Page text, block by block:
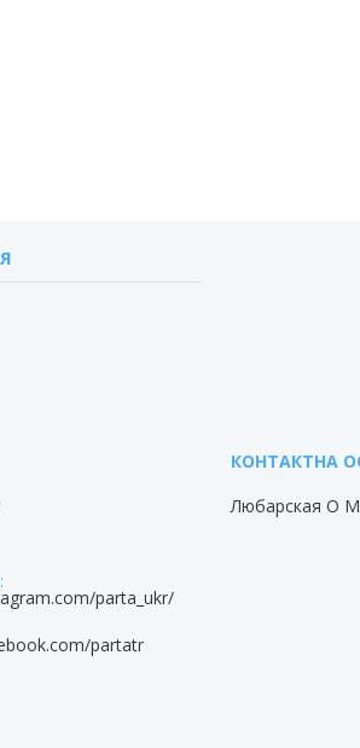
parta_ukr/
partatr
Любарская О М